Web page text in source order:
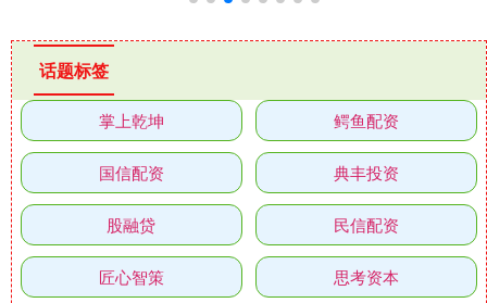
话题标签
掌上乾坤 鳄鱼配资
国信配资 典丰投资
股融贷 民信配资
匠心智策 思考资本